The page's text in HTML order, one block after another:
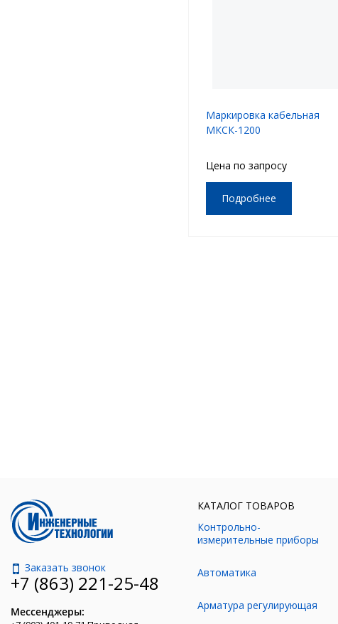
Маркировка кабельная
МКСК-1200
Цена по запросу
Подробнее
Заказать звонок
+7 (863) 221-25-48
Мессенджеры:
КАТАЛОГ ТОВАРОВ
Контрольно-
измерительные приборы
Автоматика
Арматура регулирующая